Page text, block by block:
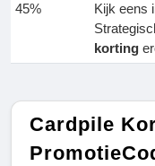
45%
Kijk eens
korting
Cardpile